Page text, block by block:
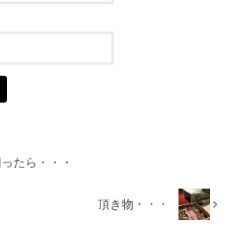
たら・・・
頂き物・・・